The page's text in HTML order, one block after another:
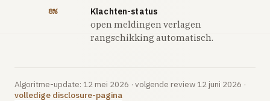
8% Klachten-status
open meldingen verlagen
rangschikking automatisch.
Algoritme-update: 12 mei 2026 · volgende review 12 juni 2026 ·
volledige disclosure-pagina